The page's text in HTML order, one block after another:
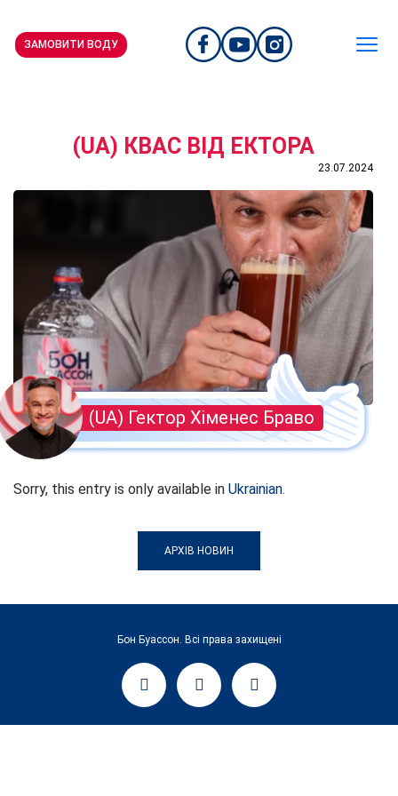
ЗАМОВИТИ ВОДУ
(UA) КВАС ВІД ЕКТОРА
23.07.2024
(UA) Гектор Хіменес Браво
Sorry, this entry is only available in Ukrainian.
АРХІВ НОВИН
Бон Буассон. Всі права захищені